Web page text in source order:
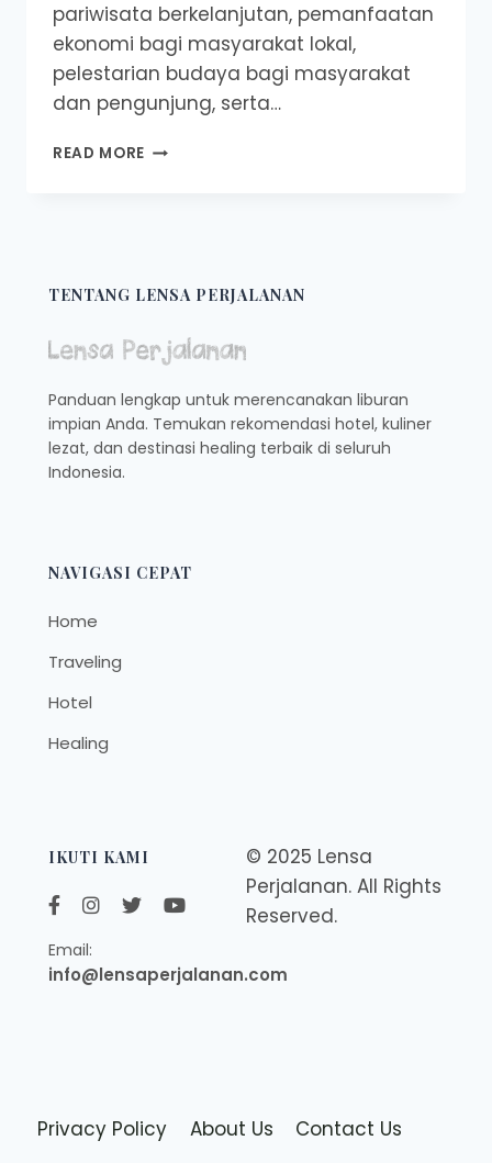
pariwisata berkelanjutan, pemanfaatan
ekonomi bagi masyarakat lokal,
pelestarian budaya bagi masyarakat
dan pengunjung, serta…
READ MORE 7
SUSTAINABLE
TENTANG LENSA PERJALANAN
Panduan lengkap untuk merencanakan liburan
impian Anda. Temukan rekomendasi hotel, kuliner
lezat, dan destinasi healing terbaik di seluruh
Indonesia.
NAVIGASI CEPAT
Home
Traveling
Hotel
Healing
IKUTI KAMI
Email:
info@lensaperjalanan.com
© 2025 Lensa
Perjalanan. All Rights
Reserved.
Privacy Policy About Us Contact Us